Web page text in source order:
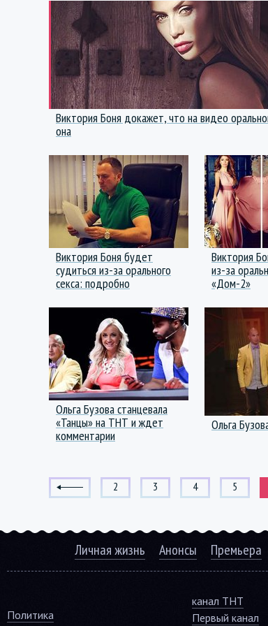
Виктория Боня докажет, что на видео
она
Виктория Боня будет
судиться из-за орального
секса: подробно
Виктория
из-за
«Дом-2»
Ольга Бузова станцевала
«Танцы» на ТНТ и ждет
комментарии
Ольга
2 3 4 5
Личная жизнь Анонсы Премьера
Политика
канал ТНТ
Первый канал